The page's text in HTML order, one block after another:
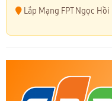
Lắp Mạng FPT Ngọc Hồi